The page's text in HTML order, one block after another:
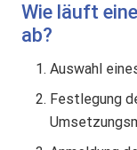
Wie läuft
ab?
Auswahl
Festlegung